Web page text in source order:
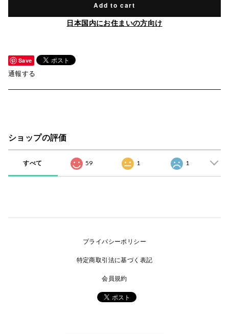
Add to cart
日本国内にお住まいの方向け
Save
通報する
ショップの評価
すべて 59 1 1
プライバシーポリシー
特定商取引法に基づく表記
会員規約